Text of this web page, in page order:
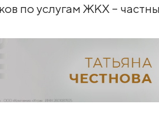
по услугам ЖКХ –